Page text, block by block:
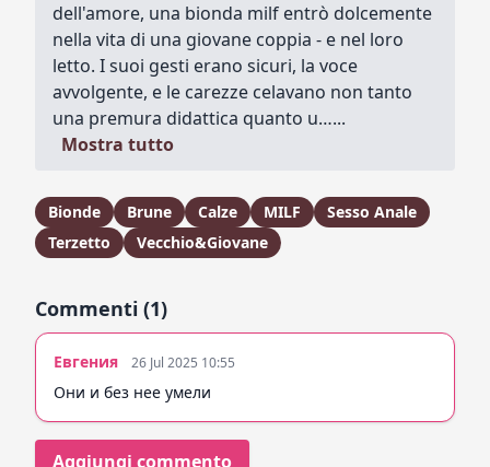
dell'amore, una bionda milf entrò dolcemente
nella vita di una giovane coppia - e nel loro
letto. I suoi gesti erano sicuri, la voce
avvolgente, e le carezze celavano non tanto
una premura didattica quanto u…...
Mostra tutto
Bionde Brune Calze MILF
Sesso Anale
Terzetto
Vecchio&Giovane
Commenti (1)
Евгения 26 Jul 2025 10:55
Они и без нее умели
Aggiungi commento